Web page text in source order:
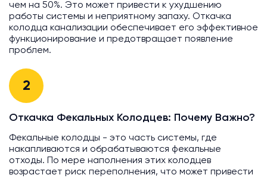
чем на 50%. Это может привести к ухудшению
работы системы и неприятному запаху. Откачка
колодца канализации обеспечивает его эффективное
функционирование и предотвращает появление
проблем.
2
Откачка Фекальных Колодцев: Почему Важно?
Фекальные колодцы - это часть системы, где
накапливаются и обрабатываются фекальные
отходы. По мере наполнения этих колодцев
возрастает риск переполнения, что может привести